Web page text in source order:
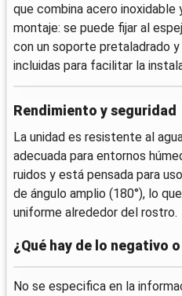
que combina acero
montaje: se puede fijar al
con un soporte pretaladrado
incluidas para facilitar la
Rendimiento y seguridad
La unidad es resistente al
adecuada para entornos
ruidos y está pensada para
de ángulo amplio (180°), lo
uniforme alrededor del rostro.
¿Qué hay de lo negativo
No se especifica en la